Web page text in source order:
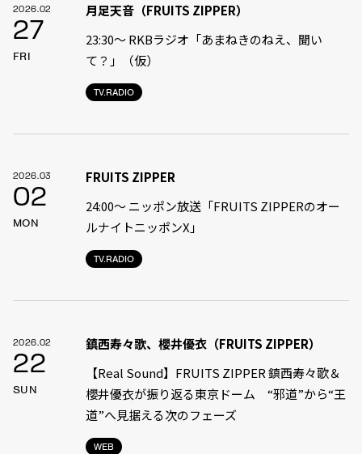
2026.02
27
FRI
TV.RADIO
月足天音（FRUITS ZIPPER）
23:30〜 RKBラジオ「あまねきのねえ、聞い
て？」（仮）
2026.03
02
MON
TV.RADIO
FRUITS ZIPPER
24:00〜 ニッポン放送「FRUITS ZIPPERのオー
ルナイトニッポンX」
2026.02
22
SUN
WEB
鎮西寿々歌、櫻井優衣（FRUITS ZIPPER）
【Real Sound】FRUITS ZIPPER 鎮西寿々歌＆
櫻井優衣が振り返る東京ドーム “邪道”から“王
道”へ――見据える次のフェーズ